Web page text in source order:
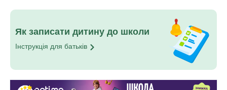
Як записати дитину до школи
Інструкція для батьків